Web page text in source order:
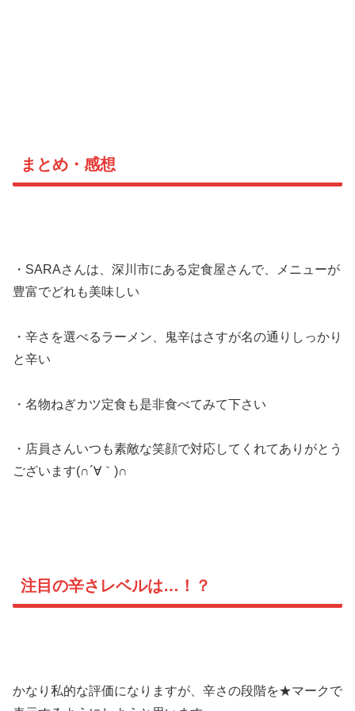
まとめ・感想
・SARAさんは、深川市にある定食屋さんで、メニューが
豊富でどれも美味しい
・辛さを選べるラーメン、鬼辛はさすが名の通りしっかり
と辛い
・名物ねぎカツ定食も是非食べてみて下さい
・店員さんいつも素敵な笑顔で対応してくれてありがとう
ございます(∩´∀｀)∩
注目の辛さレベルは…！？
かなり私的な評価になりますが、辛さの段階を★マークで